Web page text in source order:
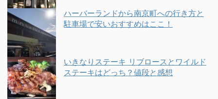
ハーバーランドから南京町への行き方と
駐車場で安いおすすめはここ！
いきなりステーキ リブロースとワイルド
ステーキはどっち？値段と感想